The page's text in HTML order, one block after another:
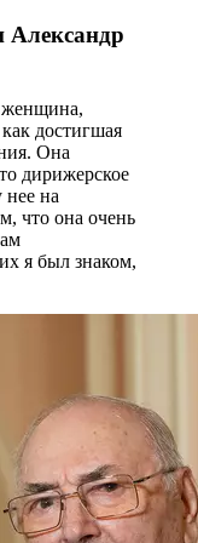
Александр
женщина,
достигшая
Она
дирижерское
нее на
что она очень
я был знаком,